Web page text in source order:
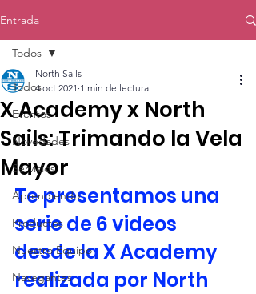
Entrada
Todos
Eventos
Novedades
Servicios
Aprendiendo
Productos
Nuestro Equipo
Navegantes
Todos
X Academy x North
Sails: Trimando la Vela
Mayor
North Sails
4 oct 2021 1 min de lectura
Te presentamos una
serie de 6 videos
desde la X Academy
realizada por North